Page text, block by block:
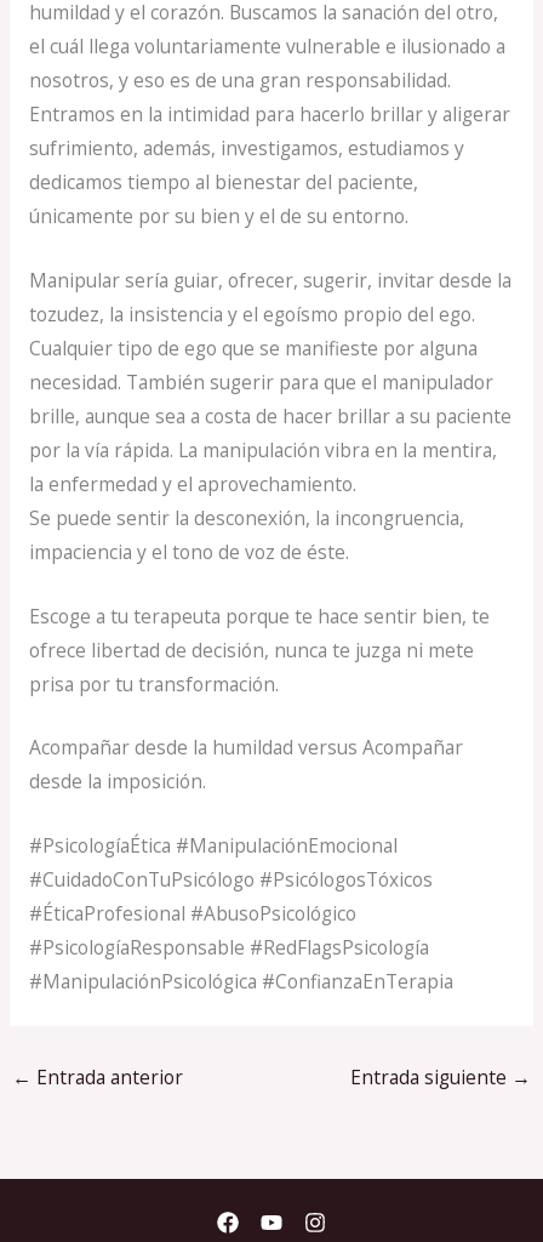
humildad y el corazón. Buscamos la sanación del otro,
el cuál llega voluntariamente vulnerable e ilusionado a
nosotros, y eso es de una gran responsabilidad.
Entramos en la intimidad para hacerlo brillar y aligerar
sufrimiento, además, investigamos, estudiamos y
dedicamos tiempo al bienestar del paciente,
únicamente por su bien y el de su entorno.
Manipular sería guiar, ofrecer, sugerir, invitar desde la
tozudez, la insistencia y el egoísmo propio del ego.
Cualquier tipo de ego que se manifieste por alguna
necesidad. También sugerir para que el manipulador
brille, aunque sea a costa de hacer brillar a su paciente
por la vía rápida. La manipulación vibra en la mentira,
la enfermedad y el aprovechamiento.
Se puede sentir la desconexión, la incongruencia,
impaciencia y el tono de voz de éste.
Escoge a tu terapeuta porque te hace sentir bien, te
ofrece libertad de decisión, nunca te juzga ni mete
prisa por tu transformación.
Acompañar desde la humildad versus Acompañar
desde la imposición.
#PsicologíaÉtica #ManipulaciónEmocional
#CuidadoConTuPsicólogo #PsicólogosTóxicos
#ÉticaProfesional #AbusoPsicológico
#PsicologíaResponsable #RedFlagsPsicología
#ManipulaciónPsicológica #ConfianzaEnTerapia
← Entrada anterior Entrada siguiente →